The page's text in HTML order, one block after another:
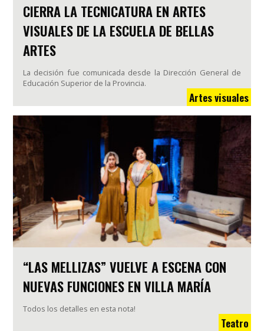
CIERRA LA TECNICATURA EN ARTES
VISUALES DE LA ESCUELA DE BELLAS
ARTES
La decisión fue comunicada desde la Dirección General de
Educación Superior de la Provincia.
Artes visuales
“LAS MELLIZAS” VUELVE A ESCENA CON
NUEVAS FUNCIONES EN VILLA MARÍA
Todos los detalles en esta nota!
Teatro